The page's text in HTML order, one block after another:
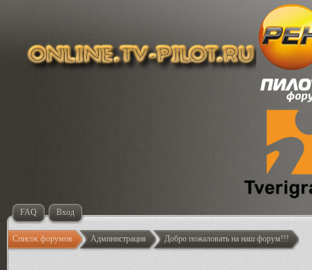
FAQ Вход
Список форумов Администрация Добро пожаловать на наш форум!!!